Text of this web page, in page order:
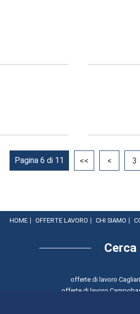
Pagina 6 di 11 << < 3
HOME OFFERTE LAVORO CHI SIAMO
offerte di lavoro Cagliari
offerte di lavoro